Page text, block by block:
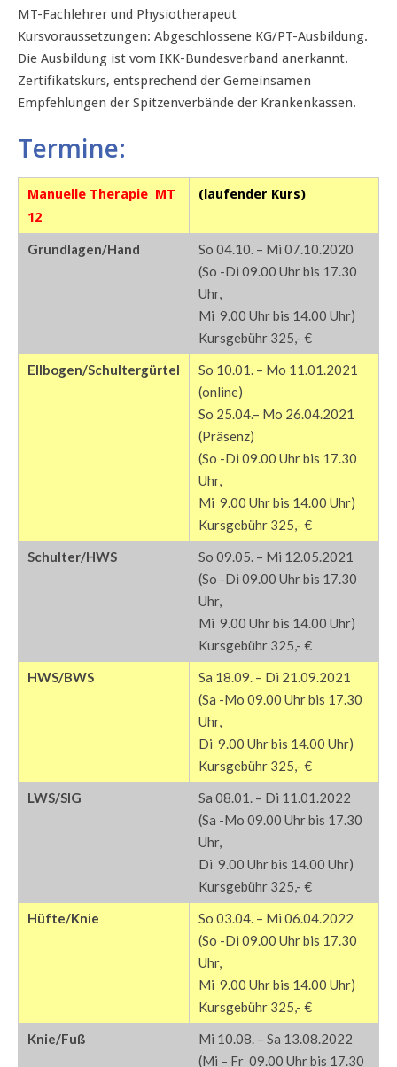
MT-Fachlehrer und Physiotherapeut
Kursvoraussetzungen: Abgeschlossene KG/PT-Ausbildung.
Die Ausbildung ist vom IKK-Bundesverband anerkannt.
Zertifikatskurs, entsprechend der Gemeinsamen
Empfehlungen der Spitzenverbände der Krankenkassen.
Termine:
Manuelle Therapie MT
12
(laufender Kurs)
Grundlagen/Hand
So 04.10. – Mi 07.10.2020
(So -Di 09.00 Uhr bis 17.30
Uhr,
Mi 9.00 Uhr bis 14.00 Uhr)
Kursgebühr 325,- €
Ellbogen/Schultergürtel
So 10.01. – Mo 11.01.2021
(online)
So 25.04.– Mo 26.04.2021
(Präsenz)
(So -Di 09.00 Uhr bis 17.30
Uhr,
Mi 9.00 Uhr bis 14.00 Uhr)
Kursgebühr 325,- €
Schulter/HWS
So 09.05. – Mi 12.05.2021
(So -Di 09.00 Uhr bis 17.30
Uhr,
Mi 9.00 Uhr bis 14.00 Uhr)
Kursgebühr 325,- €
HWS/BWS
Sa 18.09. – Di 21.09.2021
(Sa -Mo 09.00 Uhr bis 17.30
Uhr,
Di 9.00 Uhr bis 14.00 Uhr)
Kursgebühr 325,- €
LWS/SIG
Sa 08.01. – Di 11.01.2022
(Sa -Mo 09.00 Uhr bis 17.30
Uhr,
Di 9.00 Uhr bis 14.00 Uhr)
Kursgebühr 325,- €
Hüfte/Knie
So 03.04. – Mi 06.04.2022
(So -Di 09.00 Uhr bis 17.30
Uhr,
Mi 9.00 Uhr bis 14.00 Uhr)
Kursgebühr 325,- €
Knie/Fuß
Mi 10.08. – Sa 13.08.2022
(Mi – Fr 09.00 Uhr bis 17.30